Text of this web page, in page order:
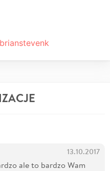
13.10.2017
ale to bardzo Wam